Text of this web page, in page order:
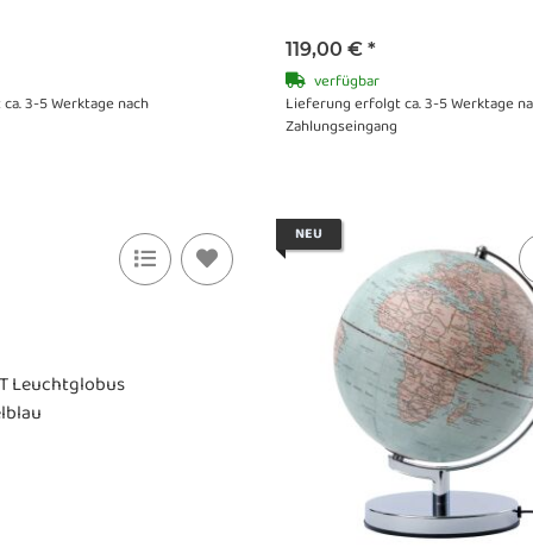
3-5 Werktage nach
119,00 € *
verfügbar
Lieferung erfolgt ca. 3-5 Werktage
Zahlungseingang
NEU